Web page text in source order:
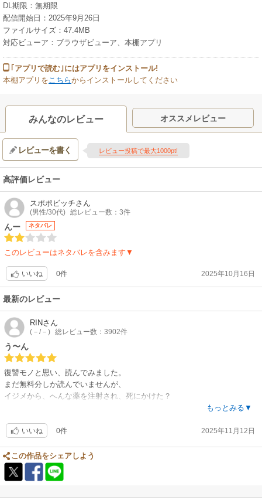
DL期限：無期限
配信開始日：2025年9月26日
ファイルサイズ：47.4MB
対応ビューア：ブラウザビューア、本棚アプリ
｢アプリで読む｣にはアプリをインストール!
本棚アプリを こちらからインストールしてください
みんなのレビュー オススメレビュー
レビューを書く レビュー投稿で最大1000pt!
高評価レビュー
スポポビッチさん
(男性/30代) 総レビュー数：3件
んー ネタバレ
このレビューはネタバレを含みます▼
いいね 0件 2025年10月16日
最新のレビュー
RINさん
(－/－) 総レビュー数：3902件
う〜ん
復讐モノと思い、読んでみました。
まだ無料分しか読んでいませんが、
イジメから、へんな薬を注射され、死にかけた？
今のところ、よく分からない展開です…
もっとみる▼
いいね 0件 2025年11月12日
この作品をシェアしよう